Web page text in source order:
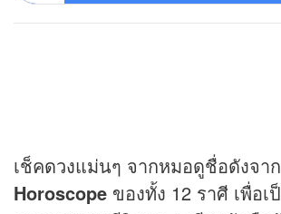
เช็คดวงแม่นๆ จากหมอดูชื่อดังจาก
Horoscope ของทั้ง 12 ราศี เพื่อ